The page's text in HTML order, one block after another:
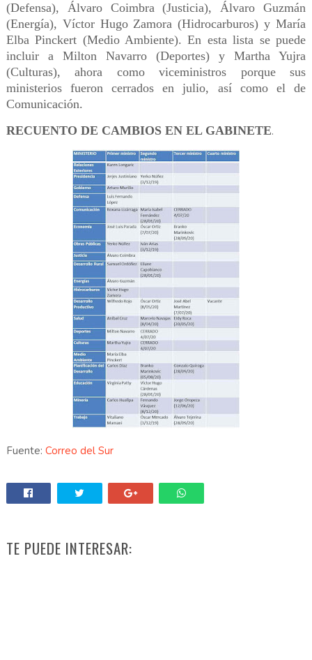
(Defensa), Álvaro Coimbra (Justicia), Álvaro Guzmán
(Energía), Víctor Hugo Zamora (Hidrocarburos) y María
Elba Pinckert (Medio Ambiente). En esta lista se puede
incluir a Milton Navarro (Deportes) y Martha Yujra
(Culturas), ahora como viceministros porque sus
ministerios fueron cerrados en julio, así como el de
Comunicación.
RECUENTO DE CAMBIOS EN EL GABINETE.
Fuente: Correo del Sur
TE PUEDE INTERESAR: